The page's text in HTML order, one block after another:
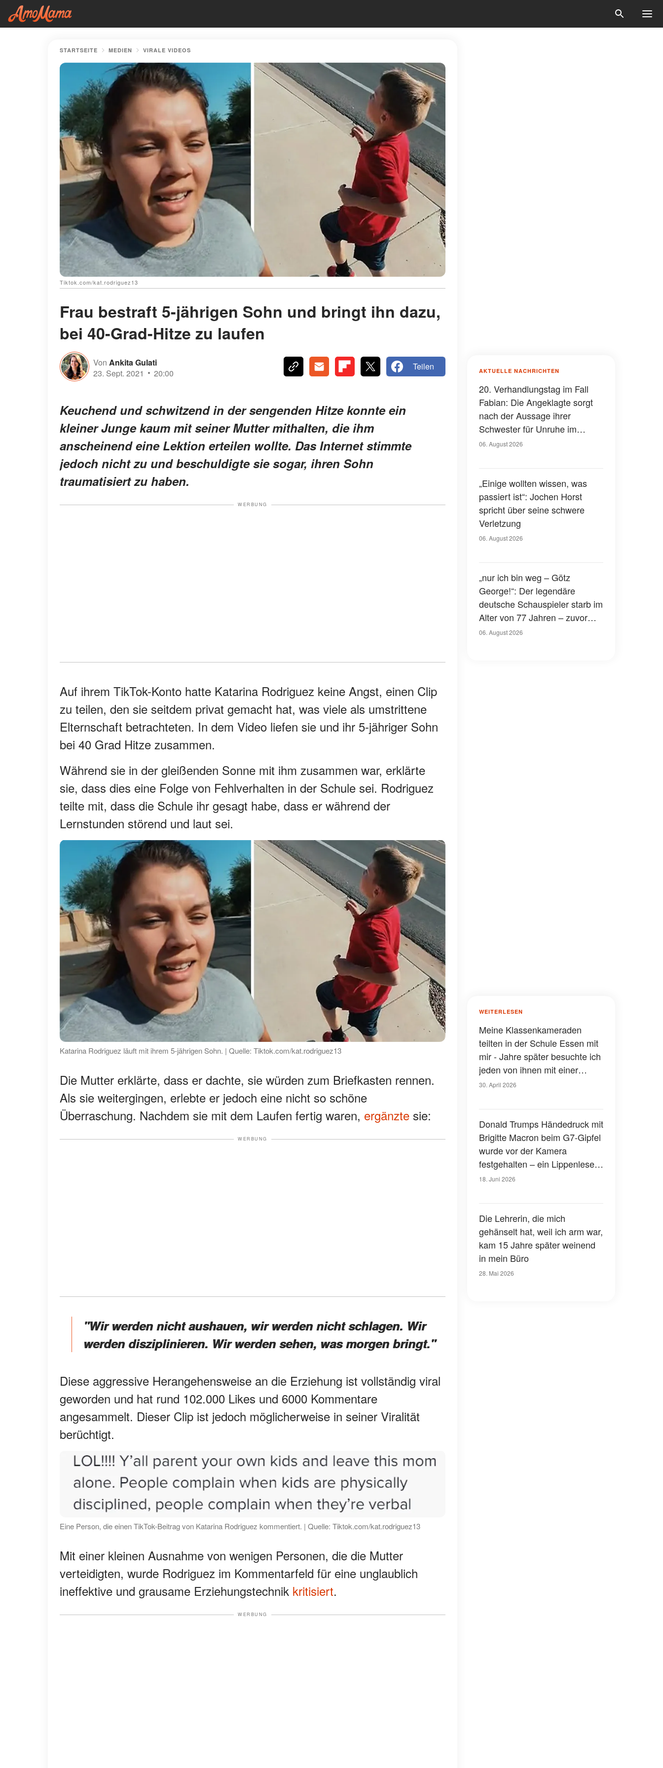
STARTSEITE MEDIEN VIRALE VIDEOS
Tiktok.com/kat.rodriguez13
Frau bestraft 5-jährigen Sohn und bringt ihn dazu,
bei 40-Grad-Hitze zu laufen
Von Ankita Gulati
23. Sept. 2021
20:00
Teilen
Keuchend und schwitzend in der sengenden Hitze konnte ein
kleiner Junge kaum mit seiner Mutter mithalten, die ihm
anscheinend eine Lektion erteilen wollte. Das Internet stimmte
jedoch nicht zu und beschuldigte sie sogar, ihren Sohn
traumatisiert zu haben.
WERBUNG
Auf ihrem TikTok-Konto hatte Katarina Rodriguez keine Angst, einen Clip
zu teilen, den sie seitdem privat gemacht hat, was viele als umstrittene
Elternschaft betrachteten. In dem Video liefen sie und ihr 5-jähriger Sohn
bei 40 Grad Hitze zusammen.
Während sie in der gleißenden Sonne mit ihm zusammen war, erklärte
sie, dass dies eine Folge von Fehlverhalten in der Schule sei. Rodriguez
teilte mit, dass die Schule ihr gesagt habe, dass er während der
Lernstunden störend und laut sei.
Katarina Rodriguez läuft mit ihrem 5-jährigen Sohn. | Quelle: Tiktok.com/kat.rodriguez13
Die Mutter erklärte, dass er dachte, sie würden zum Briefkasten rennen.
Als sie weitergingen, erlebte er jedoch eine nicht so schöne
Überraschung. Nachdem sie mit dem Laufen fertig waren, ergänzte sie:
WERBUNG
"Wir werden nicht aushauen, wir werden nicht schlagen. Wir
werden disziplinieren. Wir werden sehen, was morgen bringt."
Diese aggressive Herangehensweise an die Erziehung ist vollständig viral
geworden und hat rund 102.000 Likes und 6000 Kommentare
angesammelt. Dieser Clip ist jedoch möglicherweise in seiner Viralität
berüchtigt.
Eine Person, die einen TikTok-Beitrag von Katarina Rodriguez kommentiert. | Quelle: Tiktok.com/kat.rodriguez13
Mit einer kleinen Ausnahme von wenigen Personen, die die Mutter
verteidigten, wurde Rodriguez im Kommentarfeld für eine unglaublich
ineffektive und grausame Erziehungstechnik kritisiert.
WERBUNG
AKTUELLE NACHRICHTEN
20. Verhandlungstag im Fall
Fabian: Die Angeklagte sorgt
nach der Aussage ihrer
Schwester für Unruhe im
Gerichtssaal – was ist
06. August 2026
„Einige wollten wissen, was
passiert ist“: Jochen Horst
spricht über seine schwere
Verletzung
06. August 2026
„nur ich bin weg – Götz
George!“: Der legendäre
deutsche Schauspieler starb im
Alter von 77 Jahren – zuvor
hatte er über seinen eigenen
06. August 2026
WEITERLESEN
Meine Klassenkameraden
teilten in der Schule Essen mit
mir - Jahre später besuchte ich
jeden von ihnen mit einer
winzigen braunen Papiertüte
30. April 2026
Donald Trumps Händedruck mit
Brigitte Macron beim G7-Gipfel
wurde vor der Kamera
festgehalten – ein Lippenleser
verrät, was er ihr zugeflüstert
18. Juni 2026
Die Lehrerin, die mich
gehänselt hat, weil ich arm war,
kam 15 Jahre später weinend
in mein Büro
28. Mai 2026